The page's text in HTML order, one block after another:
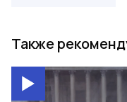
Также